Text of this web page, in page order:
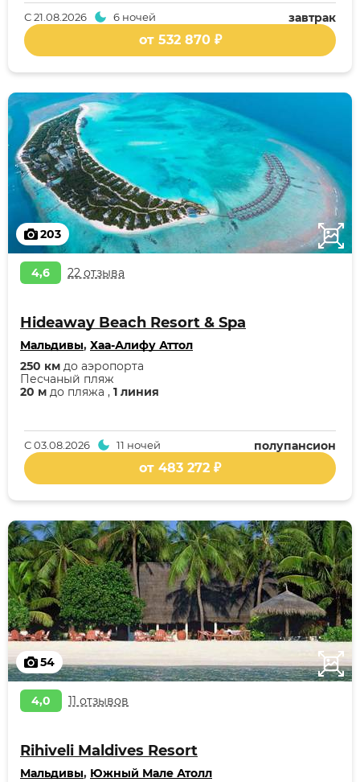
завтрак
С21.08.2026 6 ночей
от 532 870 ₽
203
4,6 22 отзыва
Hideaway Beach Resort & Spa
Мальдивы, Хаа-Алифу Аттол
20 м до пляжа , 1 линия
Песчаный пляж
250 км до аэропорта
полупансион
С03.08.2026 11 ночей
от 483 272 ₽
54
4,0 11 отзывов
Rihiveli Maldives Resort
Мальдивы, Южный Мале Атолл